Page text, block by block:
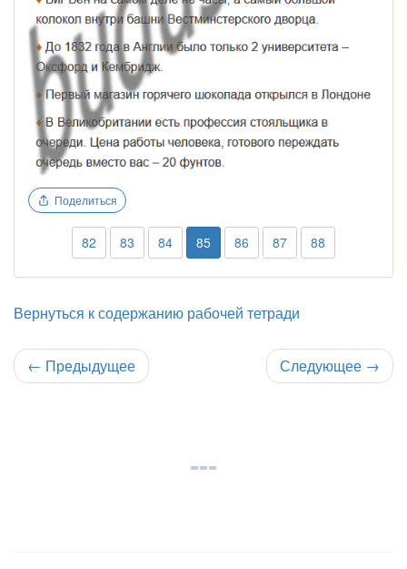
Поделиться
82 83 84 85 86 87 88
Вернуться к содержанию рабочей тетради
← Предыдущее Следующее →